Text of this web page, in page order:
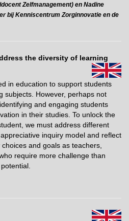
Zelfmanagement) en Nadine
bij Kenniscentrum Zorginnovatie en de
the diversity of learning
in education to support students
subjects. However, perhaps not
and engaging students
in their studies. To unlock the
we must address different
inquiry model and reflect
and goals as teachers,
require more challenge than